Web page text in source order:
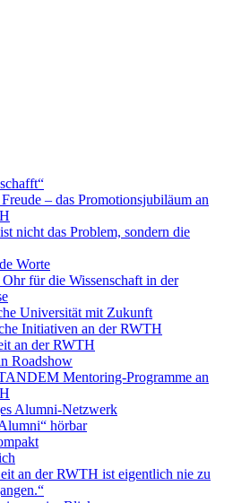
– das Promotionsjubiläum an
nicht das Problem, sondern die
Worte
für die Wissenschaft in der
Universität mit Zukunft
Initiativen an der RWTH
an der RWTH
Roadshow
Mentoring-Programme an
Alumni-Netzwerk
hörbar
an der RWTH ist eigentlich nie zu